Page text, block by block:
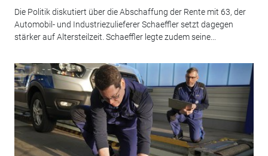
Die Politik diskutiert über die Abschaffung der Rente mit 63, der
Automobil- und Industriezulieferer Schaeffler setzt dagegen
stärker auf Altersteilzeit. Schaeffler legte zudem seine...